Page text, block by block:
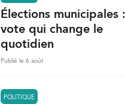
Élections municipales
vote qui change le
quotidien
Publié le 6 août
POLITIQUE